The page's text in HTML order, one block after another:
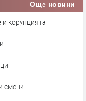
Още новини
и корупцията
смени